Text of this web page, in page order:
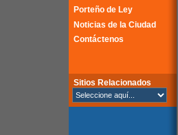
Porteño de Ley
Noticias de la Ciudad
Contáctenos
Sitios Relacionados